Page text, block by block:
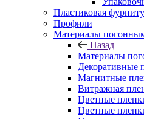
Пластиковая
Профили
Материалы
Назад
Материалы
Декоративные
Магнитные
Витражная
Цветные
Цветные